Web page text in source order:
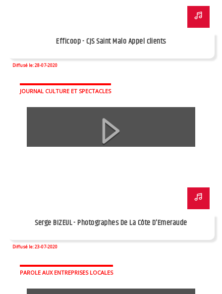
Efficoop - CJS Saint Malo Appel clients
Diffusé le: 28-07-2020
JOURNAL CULTURE ET SPECTACLES
Serge BIZEUL - Photographes De La Côte D'Emeraude
Diffusé le: 23-07-2020
PAROLE AUX ENTREPRISES LOCALES